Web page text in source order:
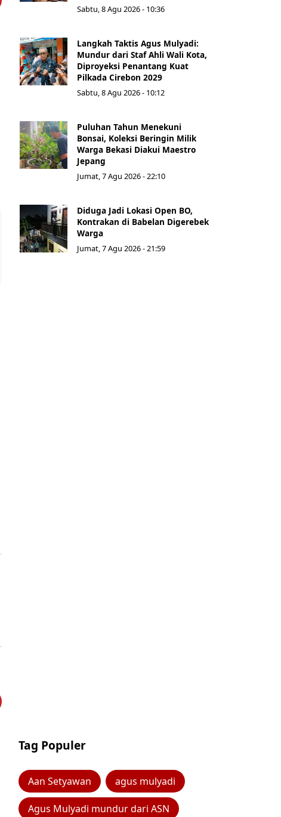
Sabtu, 8 Agu 2026 - 10:36
Langkah Taktis Agus Mulyadi:
Mundur dari Staf Ahli Wali Kota,
Diproyeksi Penantang Kuat
Pilkada Cirebon 2029
Sabtu, 8 Agu 2026 - 10:12
Puluhan Tahun Menekuni
Bonsai, Koleksi Beringin Milik
Warga Bekasi Diakui Maestro
Jepang
Jumat, 7 Agu 2026 - 22:10
Diduga Jadi Lokasi Open BO,
Kontrakan di Babelan Digerebek
Warga
Jumat, 7 Agu 2026 - 21:59
Tag Populer
Aan Setyawan agus mulyadi
Agus Mulyadi mundur dari ASN